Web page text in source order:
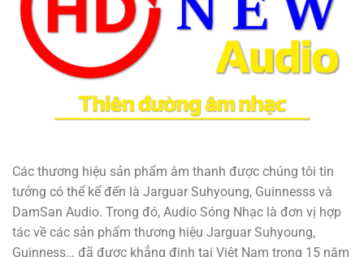
Các thương hiệu sản phẩm âm thanh được chúng tôi tin
tưởng có thể kể đến là Jarguar Suhyoung, Guinnesss và
DamSan Audio. Trong đó, Audio Sóng Nhạc là đơn vị hợp
tác về các sản phẩm thương hiệu Jarguar Suhyoung,
Guinness… đã được khẳng định tại Việt Nam trong 15 năm